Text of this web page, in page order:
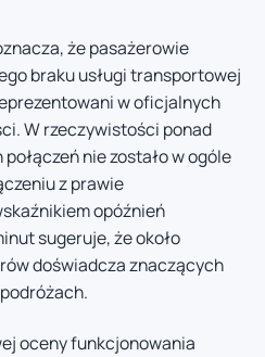
że pasażerowie
braku usługi transportowej
w oficjalnych
W rzeczywistości ponad
nie zostało w ogóle
z prawie
opóźnień
sugeruje, że około
doświadcza znaczących
oceny funkcjonowania